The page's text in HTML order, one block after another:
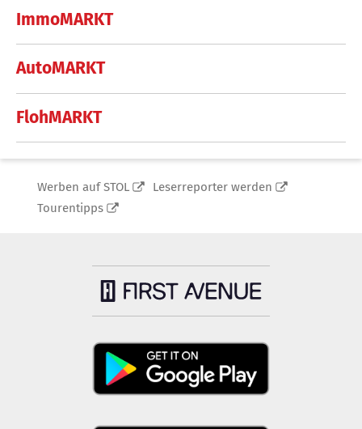
ImmoMARKT
AutoMARKT
FlohMARKT
Werben auf STOL
Leserreporter werden
Tourentipps